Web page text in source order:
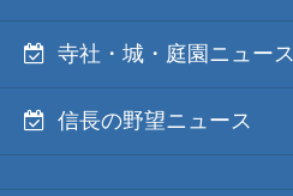
寺社・城・庭園ニュース
信長の野望ニュース